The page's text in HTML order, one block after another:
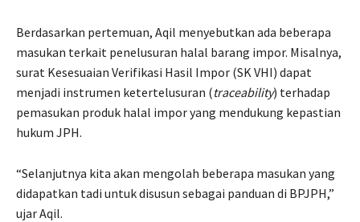
Berdasarkan pertemuan, Aqil menyebutkan ada beberapa
masukan terkait penelusuran halal barang impor. Misalnya,
surat Kesesuaian Verifikasi Hasil Impor (SK VHI) dapat
menjadi instrumen ketertelusuran (traceability) terhadap
pemasukan produk halal impor yang mendukung kepastian
hukum JPH.
“Selanjutnya kita akan mengolah beberapa masukan yang
didapatkan tadi untuk disusun sebagai panduan di BPJPH,”
ujar Aqil.